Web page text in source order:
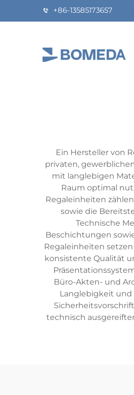
+86-13585173657
Ein Hersteller von
privaten,
mit langlebigen
Raum optimal
Regaleinheiten
sowie die
Technische
Beschichtungen
Regaleinheiten
konsistente Qualität
Büro-Akten- und
Langlebigkeit und
technisch